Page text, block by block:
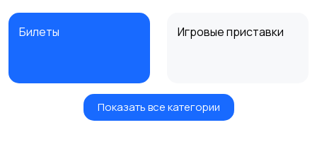
Билеты Игровые приставки
Игры для приставок и
Книги и журналы
Показать все категории